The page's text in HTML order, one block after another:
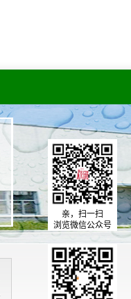
亲，扫一扫
浏览微信公众号